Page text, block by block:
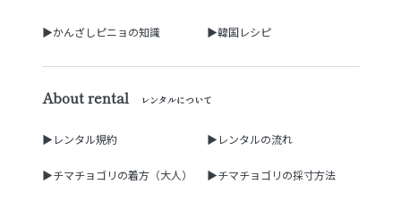
▶かんざしピニョの知識 ▶韓国レシピ
About rental レンタルについて
▶レンタル規約 ▶レンタルの流れ
▶チマチョゴリの着方（大人） ▶チマチョゴリの採寸方法